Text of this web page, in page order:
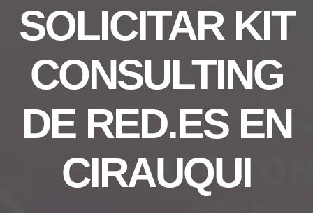
SOLICITAR KIT
CONSULTING
DE RED.ES EN
CIRAUQUI